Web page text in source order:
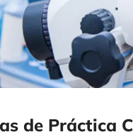
de Práctica